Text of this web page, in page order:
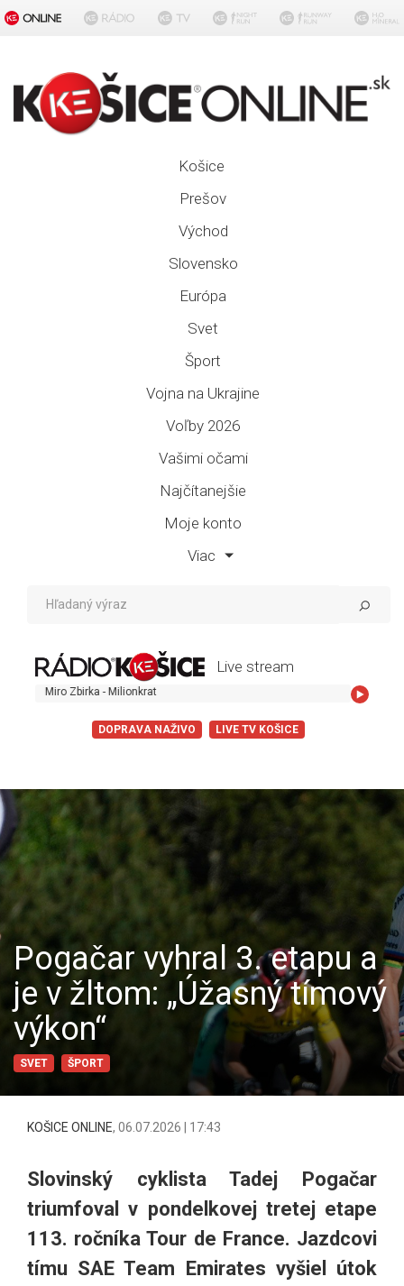
Košice
Prešov
Východ
Slovensko
Európa
Svet
Šport
Vojna na Ukrajine
Voľby 2026
Vašimi očami
Najčítanejšie
Moje konto
Viac
Live stream
- Milionkrat
DOPRAVA NAŽIVO LIVE TV KOŠICE
Pogačar vyhral 3. etapu a
je v žltom: „Úžasný tímový
výkon“
SVET ŠPORT
KOŠICE ONLINE, 06.07.2026 | 17:43
Slovinský cyklista Tadej Pogačar
triumfoval v pondelkovej tretej etape
113. ročníka Tour de France. Jazdcovi
tímu SAE Team Emirates vyšiel útok